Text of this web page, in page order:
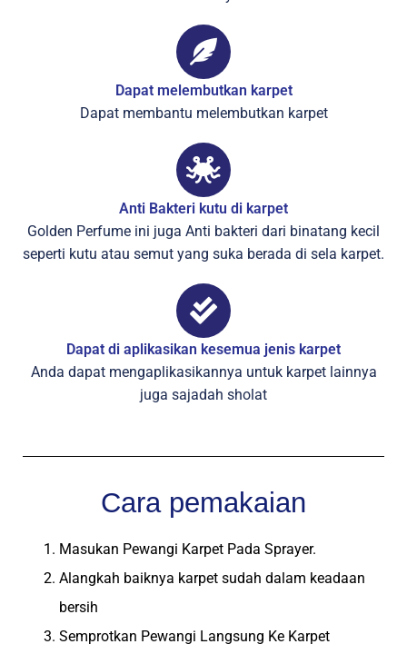
Dapat melembutkan karpet
Dapat membantu melembutkan karpet
Anti Bakteri kutu di karpet
Golden Perfume ini juga Anti bakteri dari binatang kecil
seperti kutu atau semut yang suka berada di sela karpet.
Dapat di aplikasikan kesemua jenis karpet
Anda dapat mengaplikasikannya untuk karpet lainnya
juga sajadah sholat
Cara pemakaian
Masukan Pewangi Karpet Pada Sprayer.
Alangkah baiknya karpet sudah dalam keadaan
bersih
Semprotkan Pewangi Langsung Ke Karpet